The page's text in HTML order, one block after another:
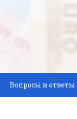
Вопросы и ответы